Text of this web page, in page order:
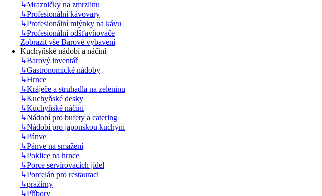
↳Mrazničky na zmrzlinu
↳Profesionální kávovary
↳Profesionální mlýnky na kávu
↳Profesionální odšťavňovače
Zobrazit vše Barové vybavení
Kuchyňské nádobí a náčiní
↳Barový inventář
↳Gastronomické nádoby
↳Hrnce
↳Kráječe a struhadla na zeleninu
↳Kuchyňské desky
↳Kuchyňské náčiní
↳Nádobí pro bufety a catering
↳Nádobí pro japonskou kuchyni
↳Pánve
↳Pánve na smažení
↳Poklice na hrnce
↳Porce servírovacích jídel
↳Porcelán pro restauraci
↳pražírny
↳Příbory